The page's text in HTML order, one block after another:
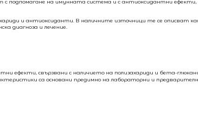
с подпомагане на имунната система и с антиоксидантни
и антиоксиданти. В наличните източници те се описват
диагноза и лечение.
ефекти, свързвани с наличието на полизахариди и бета-
са основани предимно на лабораторни и